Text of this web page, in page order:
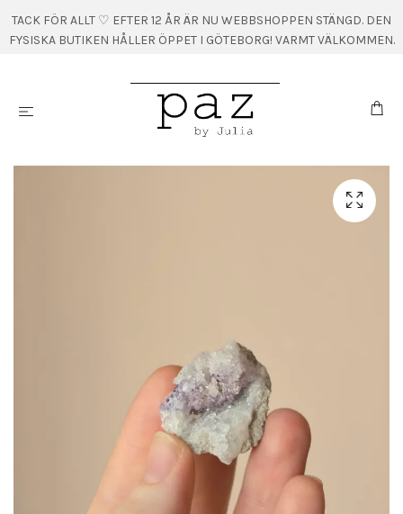
TACK FÖR ALLT ♡ EFTER 12 ÅR ÄR NU WEBBSHOPPEN STÄNGD. DEN
FYSISKA BUTIKEN HÅLLER ÖPPET I GÖTEBORG! VARMT VÄLKOMMEN.